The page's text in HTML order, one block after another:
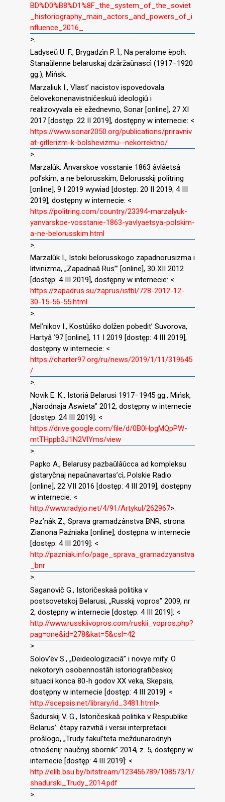
BD%D0%B8%D1%8F_the_system_of_the_soviet
_historiography_main_actors_and_powers_of_i
nfluence_2016_
>.
Ladyseǔ U. F., Brygadzìn P. Ì., Na peralome èpoh:
Stanaǔlenne belaruskaj dzâržaǔnascì (1917−1920
gg.), Mińsk.
Marzaliuk I., Vlast’ nacistov ispovedovala
čelovekonenavistničeskuû ideologiû i
realizovyvala eë ežednevno, Sonar [online], 27 XI
2017 [dostęp: 22 II 2019], dostępny w internecie: <
https://www.sonar2050.org/publications/priravniv
at-gitlerizm-k-bolshevizmu--nekorrektno/
>.
Marzalûk: Ânvarskoe vosstanie 1863 âvlâetsâ
pol’skim, a ne belorusskim, Belorusskij politring
[online], 9 I 2019 wywiad [dostęp: 20 II 2019; 4 III
2019], dostępny w internecie: <
https://politring.com/country/23394-marzalyuk-
yanvarskoe-vosstanie-1863-yavlyaetsya-polskim-
a-ne-belorusskim.html
>.
Marzalûk I., Istoki belorusskogo zapadnorusizma i
litvinizma, „Zapadnaâ Rus’” [online], 30 XII 2012
[dostęp: 4 III 2019], dostępny w internecie: <
https://zapadrus.su/zaprus/istbl/728-2012-12-
30-15-56-55.html
>.
Mel’nikov I., Kostûško dolžen pobedit’ Suvorova,
Hartyâ ’97 [online], 11 I 2019 [dostęp: 4 III 2019],
dostępny w internecie: <
https://charter97.org/ru/news/2019/1/11/319645
/
>.
Novik E. K., Istoriâ Belarusi 1917−1945 gg., Mińsk,
„Narodnaja Aswieta” 2012, dostępny w internecie
[dostęp: 24 III 2019]: <
https://drive.google.com/file/d/0B0HpgMQpPW-
mtTHppb3J1N2VlYms/view
>.
Papko A., Belarusy pazbaǔlâûcca ad kompleksu
gìstaryčnaj nepaǔnavartas’cì, Polskie Radio
[online], 22 VII 2016 [dostęp: 4 III 2019], dostępny
w internecie: <
http://www.radyjo.net/4/91/Artykul/262967>.
Paz’nâk Z., Sprava gramadzânstva BNR, strona
Zianona Paźniaka [online], dostępna w internecie
[dostęp: 4 III 2019]: <
http://pazniak.info/page_sprava_gramadzyanstva
_bnr
>.
Saganovič G., Istoričeskaâ politika v
postsovetskoj Belarusi, „Russkij vopros” 2009, nr
2, dostępny w internecie [dostęp: 4 III 2019]: <
http://www.russkiivopros.com/ruskii_vopros.php?
pag=one&id=278&kat=5&csl=42
>.
Solov’ëv S., „Deideologizaciâ” i novye mify. O
nekotoryh osobennostâh istoriografičeskoj
situacii konca 80-h godov XX veka, Skepsis,
dostępny w internecie [dostęp: 4 III 2019]: <
http://scepsis.net/library/id_3481.html>.
Šadurskij V. G., Istoričeskaâ politika v Respublike
Belarus’: ètapy razvitiâ i versii interpretacii
prošlogo, „Trudy fakul’teta meždunarodnyh
otnošenij: naučnyj sbornik” 2014, z. 5, dostępny w
internecie [dostęp: 4 III 2019]: <
http://elib.bsu.by/bitstream/123456789/108573/1/
shadurski_Trudy_2014.pdf
>.